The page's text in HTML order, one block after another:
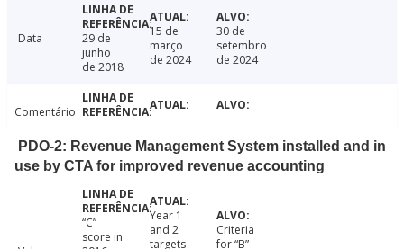
Data
29 de
junho
de 2018
15 de
março
de 2024
30 de
setembro
de 2024
Comentário
PDO-2: Revenue Management System installed and in
use by CTA for improved revenue accounting
“C”
score in
Year 1
and 2
targets
Criteria
for “B”